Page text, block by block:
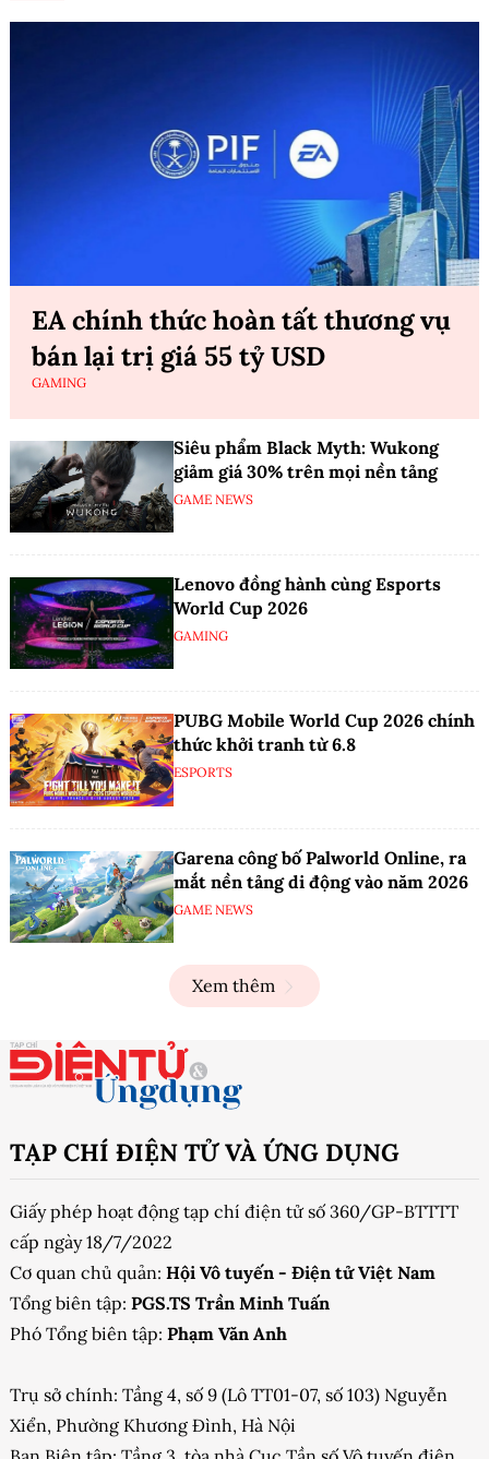
EA chính thức hoàn tất thương vụ
bán lại trị giá 55 tỷ USD
GAMING
Siêu phẩm Black Myth: Wukong
giảm giá 30% trên mọi nền tảng
GAME NEWS
Lenovo đồng hành cùng Esports
World Cup 2026
GAMING
PUBG Mobile World Cup 2026 chính
thức khởi tranh từ 6.8
ESPORTS
Garena công bố Palworld Online, ra
mắt nền tảng di động vào năm 2026
GAME NEWS
Xem thêm
TẠP CHÍ ĐIỆN TỬ VÀ ỨNG DỤNG
Giấy phép hoạt động tạp chí điện tử số 360/GP-BTTTT
cấp ngày 18/7/2022
Cơ quan chủ quản: Hội Vô tuyến - Điện tử Việt Nam
Tổng biên tập: PGS.TS Trần Minh Tuấn
Phó Tổng biên tập: Phạm Văn Anh
Trụ sở chính: Tầng 4, số 9 (Lô TT01-07, số 103) Nguyễn
Xiển, Phường Khương Đình, Hà Nội